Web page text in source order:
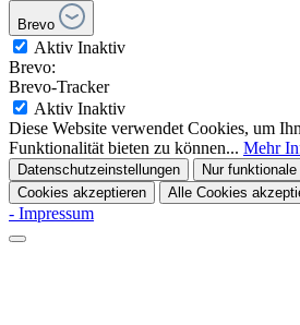
Brevo
Aktiv Inaktiv
Brevo:
Brevo-Tracker
Aktiv Inaktiv
Diese Website verwendet Cookies, um
Funktionalität bieten zu können... Mehr
Datenschutzeinstellungen
Nur
Cookies akzeptieren
Alle Cookies
- Impressum